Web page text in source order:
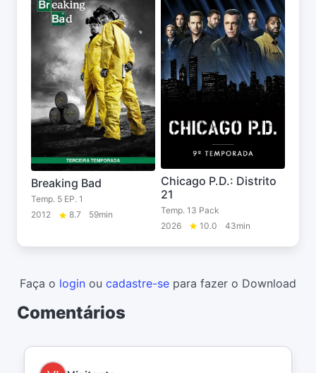
Breaking Bad
Temp. 5 EP. 1
2012
8.7 59min
Chicago P.D.: Distrito
21
Temp. 13 Pack
2026
10.0 43min
Faça o login ou cadastre-se para fazer o Download
Comentários